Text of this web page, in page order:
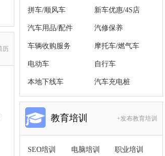
历
拼车/顺风车 新车优惠/4S店
汽车用品/配件 汽修保养
车辆收购服务 摩托车/燃气车
电动车 自行车
本地下线车 汽车充电桩
教育培训 +发布教育培训
SEO培训 电脑培训 职业培训